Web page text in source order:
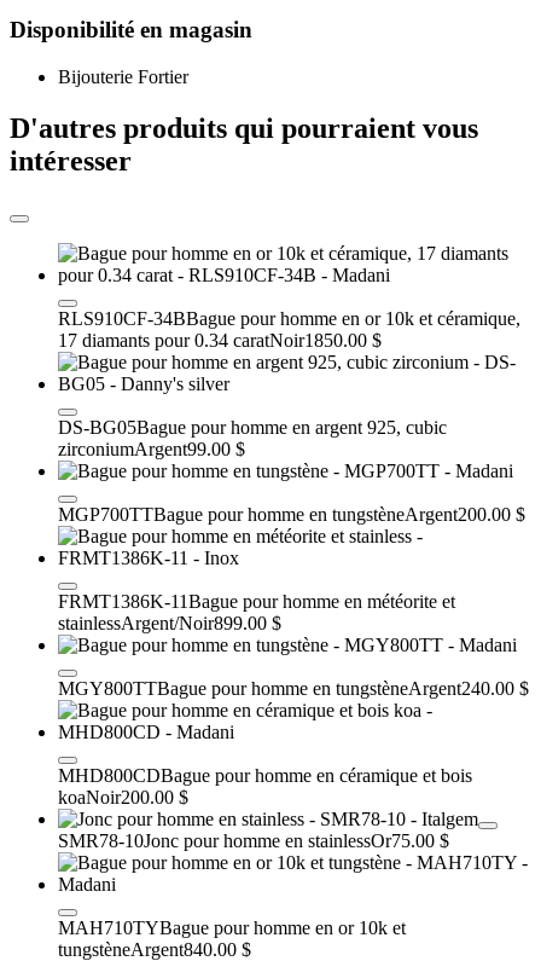
Disponibilité en magasin
Bijouterie Fortier
D'autres produits qui pourraient vous
intéresser
RLS910CF-34BBague pour homme en or 10k et céramique,
17 diamants pour 0.34 caratNoir1850.00 $
DS-BG05Bague pour homme en argent 925, cubic
zirconiumArgent99.00 $
MGP700TTBague pour homme en tungstèneArgent200.00 $
FRMT1386K-11Bague pour homme en météorite et
stainlessArgent/Noir899.00 $
MGY800TTBague pour homme en tungstèneArgent240.00 $
MHD800CDBague pour homme en céramique et bois
koaNoir200.00 $
SMR78-10Jonc pour homme en stainlessOr75.00 $
MAH710TYBague pour homme en or 10k et
tungstèneArgent840.00 $